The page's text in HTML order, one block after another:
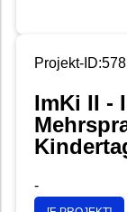
Projekt-ID:578
ImKi II -
-